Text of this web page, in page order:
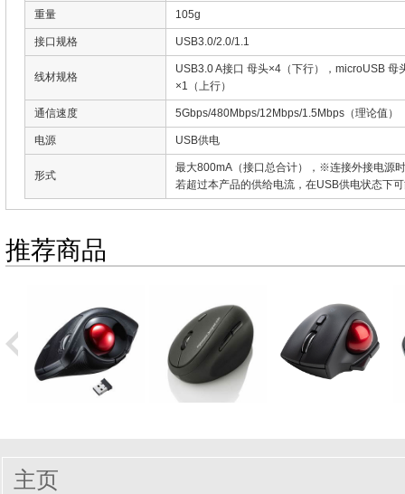
重量 105g
接口规格 USB3.0/2.0/1.1
线材规格
USB3.0 A接口 母头×4（下行），microUSB
×1（上行）
通信速度 5Gbps/480Mbps/12Mbps/1.5Mbps（理论值）
电源 USB供电
形式
最大800mA（接口总合计），※连接外接电源
若超过本产品的供给电流，在USB供电状态下
推荐商品
主页